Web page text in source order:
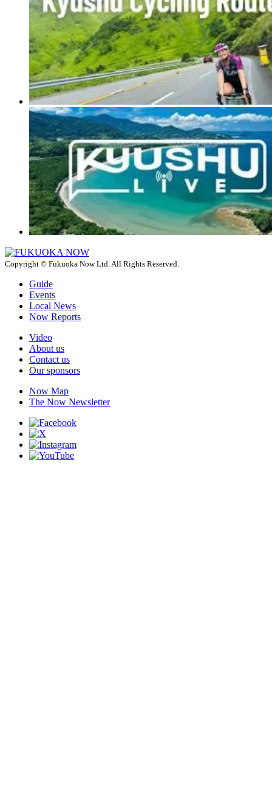
Copyright © Fukuoka Now Ltd. All Rights Reserved.
Guide
Events
Local News
Now Reports
Video
About us
Contact us
Our sponsors
Now Map
The Now Newsletter